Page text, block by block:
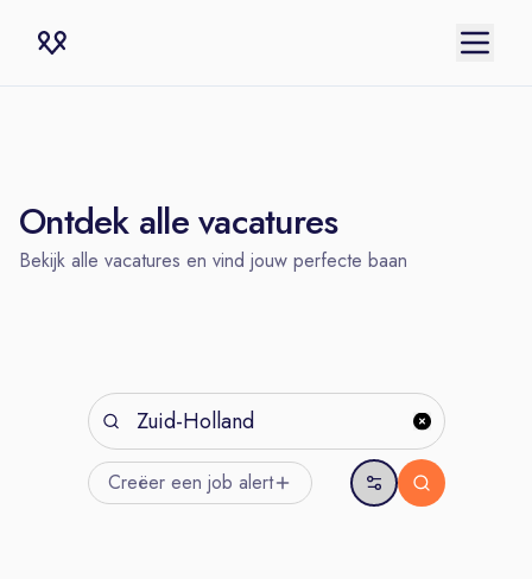
Ontdek alle vacatures
Bekijk alle vacatures en vind jouw perfecte baan
Creëer een job alert